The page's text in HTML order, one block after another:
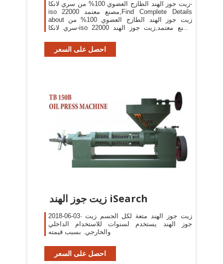
زيت جوز الهند الطازج العضوي 100% من سري لانكا-
iso 22000 مصنع معتمد,Find Complete Details
about زيت جوز الهند الطازج العضوي 100% من
سري لانكا-iso 22000 مصنع معتمد,زيت جوز الهند
جوز الهند البكر
احصل على السعر
زيت جوز الهند iSearch
2018-06-03· زيت جوز الهند متعة لكل الجسم زيت
جوز الهند يستخدم لسنوات للاستخدام الداخلي
والخارجي. بسبب قيمته
احصل على السعر